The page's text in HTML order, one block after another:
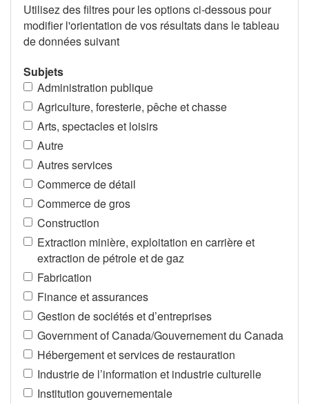
Utilisez des filtres pour les options ci-dessous pour
modifier l'orientation de vos résultats dans le tableau
de données suivant
Subjets
Administration publique
Agriculture, foresterie, pêche et chasse
Arts, spectacles et loisirs
Autre
Autres services
Commerce de détail
Commerce de gros
Construction
Extraction minière, exploitation en carrière et
extraction de pétrole et de gaz
Fabrication
Finance et assurances
Gestion de sociétés et d’entreprises
Government of Canada/Gouvernement du Canada
Hébergement et services de restauration
Industrie de l’information et industrie culturelle
Institution gouvernementale